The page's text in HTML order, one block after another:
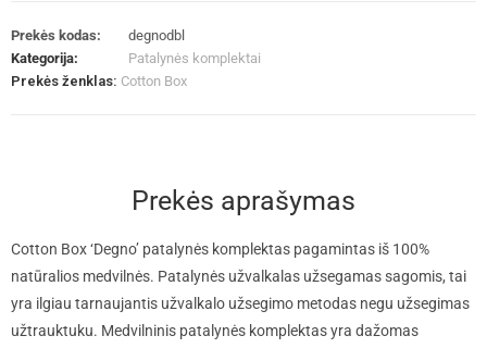
Prekės kodas:
degnodbl
Kategorija:
Patalynės komplektai
Prekės ženklas: Cotton Box
Prekės aprašymas
Cotton Box ‘Degno’ patalynės komplektas pagamintas iš 100%
natūralios medvilnės. Patalynės užvalkalas užsegamas sagomis, tai
yra ilgiau tarnaujantis užvalkalo užsegimo metodas negu užsegimas
užtrauktuku. Medvilninis patalynės komplektas yra dažomas